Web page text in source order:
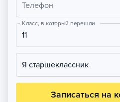
Телефон
Класс, в который перешли
11
Я старшеклассник
Записаться на